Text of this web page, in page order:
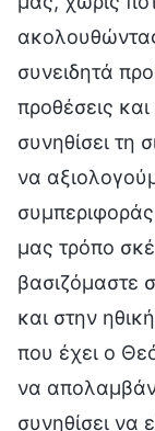
συνειδητά
προθέσεις
συνηθίσει τη
να
μας τρόπο
βασιζόμαστε
και στην
που έχει ο
να
συνηθίσει να